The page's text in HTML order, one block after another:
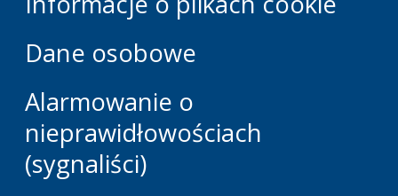
Dane osobowe
Alarmowanie o
nieprawidłowościach
(sygnaliści)